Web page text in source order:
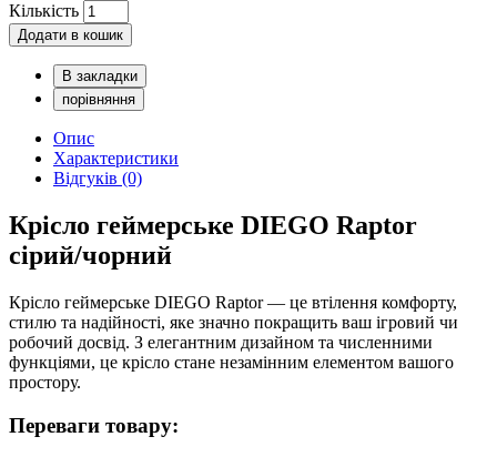
Кількість
Додати в кошик
В закладки
порівняння
Опис
Характеристики
Відгуків (0)
Крісло геймерське DIEGO Raptor
сірий/чорний
Крісло геймерське DIEGO Raptor — це втілення комфорту,
стилю та надійності, яке значно покращить ваш ігровий чи
робочий досвід. З елегантним дизайном та численними
функціями, це крісло стане незамінним елементом вашого
простору.
Переваги товару: